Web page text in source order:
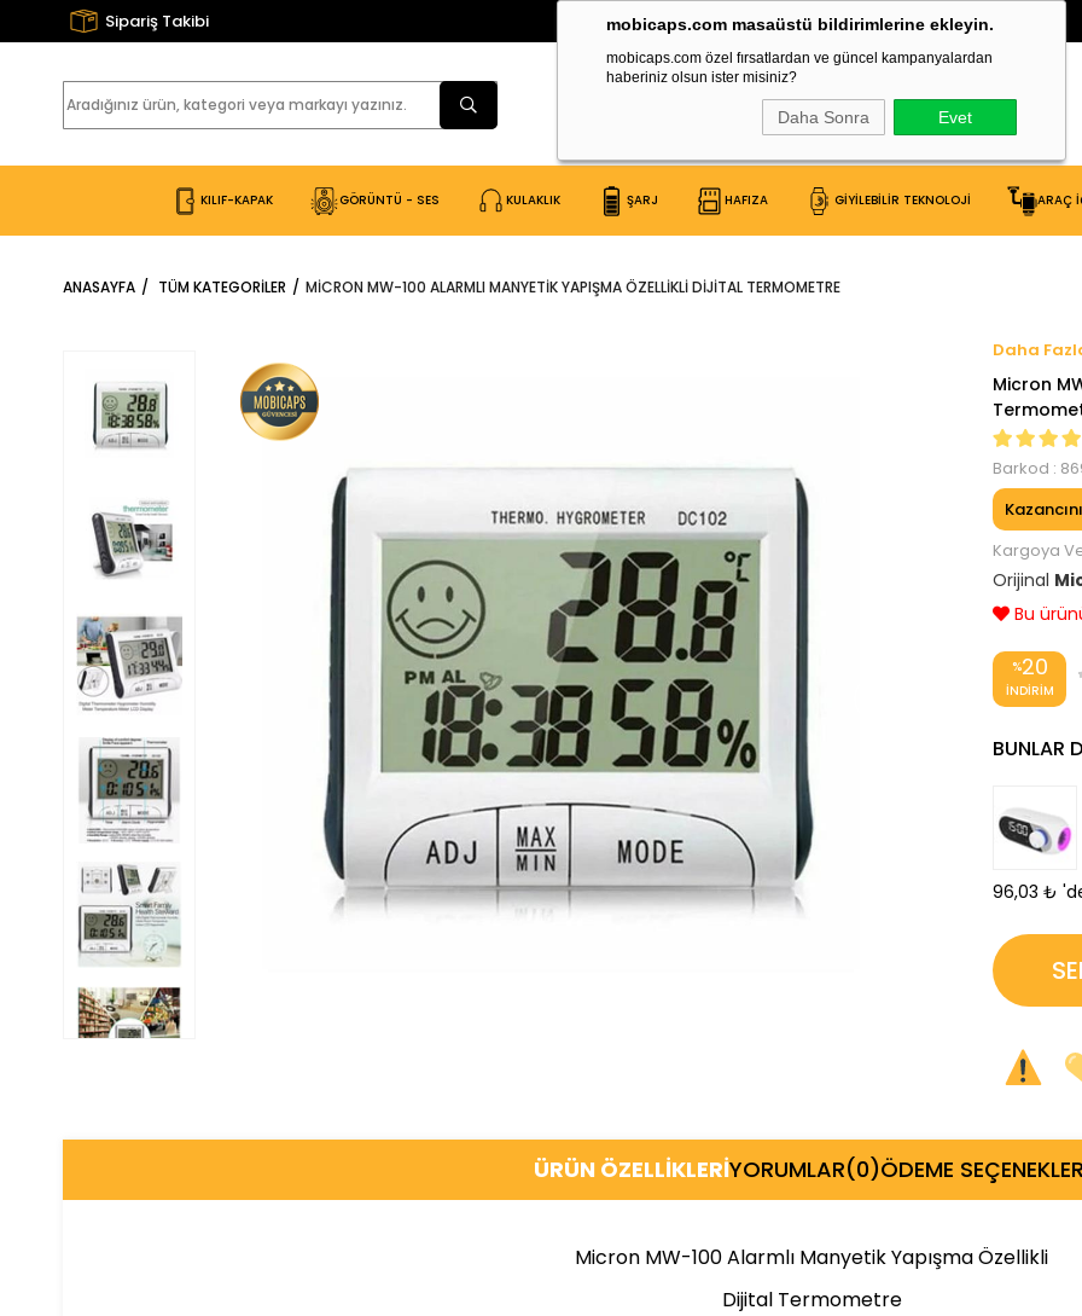
mobicaps.com masaüstü bildirimlerine ekleyin.
mobicaps.com özel fırsatlardan ve güncel kampanyalardan
haberiniz olsun ister misiniz?
Daha Sonra Evet
Sipariş Takibi 30.000 Çeşit Ürün Burada!
KILIF-KAPAK GÖRÜNTÜ - SES KULAKLIK ŞARJ HAFIZA GİYİLEBİLİR TEKNOLOJİ ARAÇ
ANASAYFA TÜM KATEGORILER MICRON MW-100 ALARMLI MANYETIK YAPIŞMA ÖZELLIKLI DIJITAL TERMOMETRE
Micron
Barkod :
Kargoya
Orijinal
Bu
%20
İNDIRIM
BUNLAR
96,03 ₺
ÜRÜN ÖZELLIKLERIYORUMLAR(0)ÖDEME
Micron MW-100 Alarmlı Manyetik Yapışma Özellikli
Dijital Termometre